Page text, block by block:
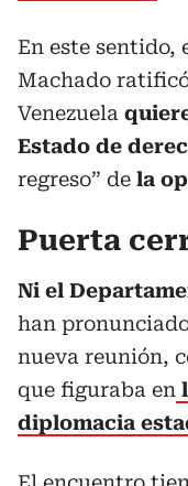
En este sentido,
Machado
Venezuela
Estado de
regreso” de la
Puerta
Ni el
han
nueva reunión,
que figuraba en
diplomacia